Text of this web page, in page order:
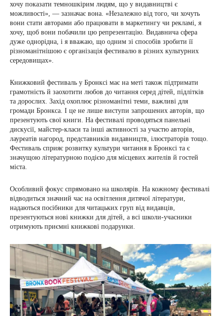
хочу показати темношкірим людям, що у видавництві є
можливості», — зазначає вона. «Незалежно від того, чи хочуть
вони стати авторами або працювати в маркетингу чи рекламі, я
хочу, щоб вони побачили цю репрезентацію. Видавнича сфера
дуже однорідна, і я вважаю, що одним зі способів зробити її
різноманітнішою є організація фестивалю в різних культурних
середовищах».
Книжковий фестиваль у Бронксі має на меті також підтримати
грамотність й заохотити любов до читання серед дітей, підлітків
та дорослих. Захід охоплює різноманітні теми, важливі для
громади Бронкса. І це не лише виступи запрошених авторів, що
презентують свої книги. На фестивалі проводяться панельні
дискусії, майстер-класи та інші активності за участю авторів,
лауреатів нагород, представників видавництв, ілюстраторів тощо.
Фестиваль сприяє розвитку культури читання в Бронксі та є
значущою літературною подією для місцевих жителів й гостей
міста.
Особливий фокус спрямовано на школярів. На кожному фестивалі
відводиться значний час на освітлення дитячої літератури,
надаються посібники для читацьких груп від видавців,
презентуються нові книжки для дітей, а всі школи-учасники
отримують приємні книжкові подарунки.